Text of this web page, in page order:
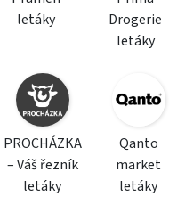
letáky
Drogerie
letáky
PROCHÁZKA
– Váš řezník
letáky
Qanto
market
letáky